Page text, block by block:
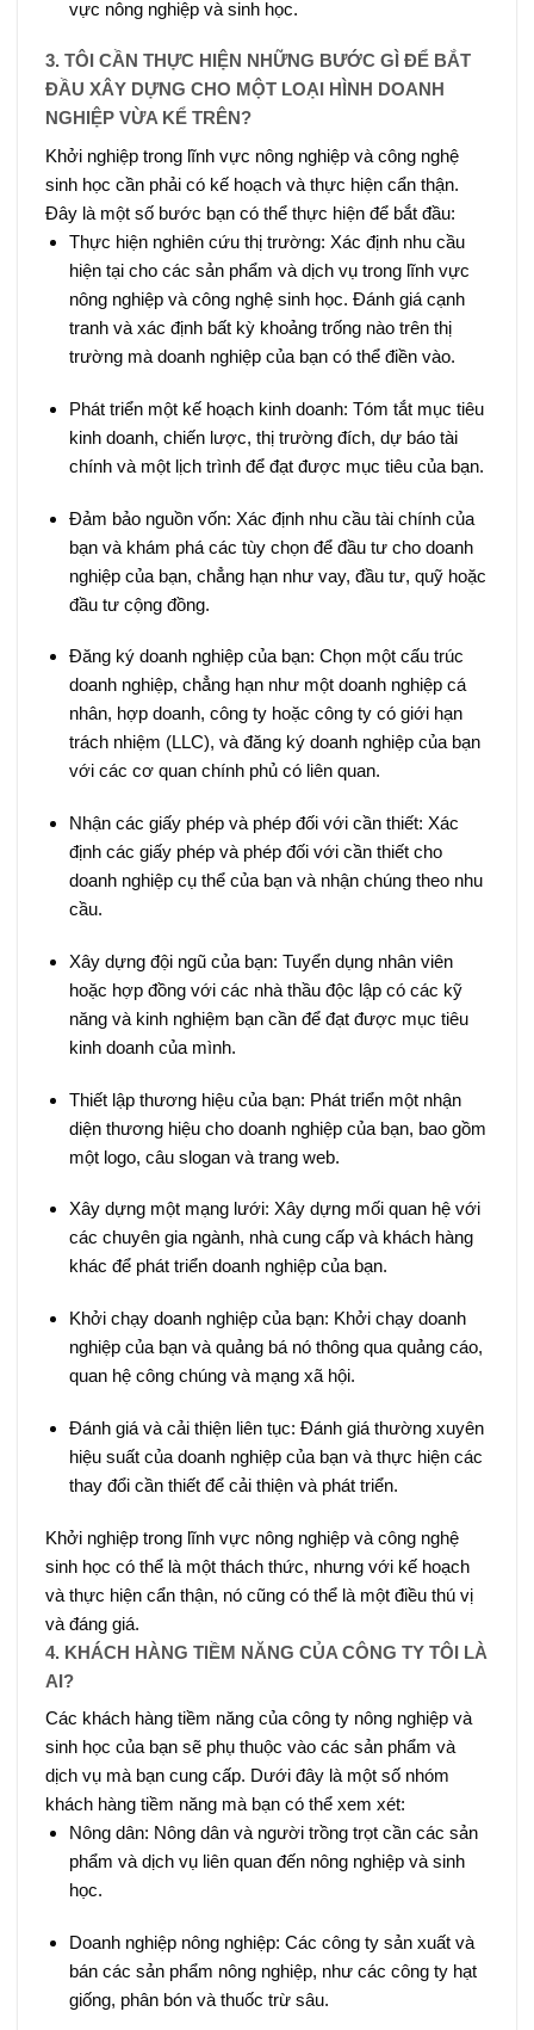
vực nông nghiệp và sinh học.
3. TÔI CẦN THỰC HIỆN NHỮNG BƯỚC GÌ ĐỂ BẮT
ĐẦU XÂY DỰNG CHO MỘT LOẠI HÌNH DOANH
NGHIỆP VỪA KỂ TRÊN?
Khởi nghiệp trong lĩnh vực nông nghiệp và công nghệ
sinh học cần phải có kế hoạch và thực hiện cẩn thận.
Đây là một số bước bạn có thể thực hiện để bắt đầu:
Thực hiện nghiên cứu thị trường: Xác định nhu cầu
hiện tại cho các sản phẩm và dịch vụ trong lĩnh vực
nông nghiệp và công nghệ sinh học. Đánh giá cạnh
tranh và xác định bất kỳ khoảng trống nào trên thị
trường mà doanh nghiệp của bạn có thể điền vào.
Phát triển một kế hoạch kinh doanh: Tóm tắt mục tiêu
kinh doanh, chiến lược, thị trường đích, dự báo tài
chính và một lịch trình để đạt được mục tiêu của bạn.
Đảm bảo nguồn vốn: Xác định nhu cầu tài chính của
bạn và khám phá các tùy chọn để đầu tư cho doanh
nghiệp của bạn, chẳng hạn như vay, đầu tư, quỹ hoặc
đầu tư cộng đồng.
Đăng ký doanh nghiệp của bạn: Chọn một cấu trúc
doanh nghiệp, chẳng hạn như một doanh nghiệp cá
nhân, hợp doanh, công ty hoặc công ty có giới hạn
trách nhiệm (LLC), và đăng ký doanh nghiệp của bạn
với các cơ quan chính phủ có liên quan.
Nhận các giấy phép và phép đối với cần thiết: Xác
định các giấy phép và phép đối với cần thiết cho
doanh nghiệp cụ thể của bạn và nhận chúng theo nhu
cầu.
Xây dựng đội ngũ của bạn: Tuyển dụng nhân viên
hoặc hợp đồng với các nhà thầu độc lập có các kỹ
năng và kinh nghiệm bạn cần để đạt được mục tiêu
kinh doanh của mình.
Thiết lập thương hiệu của bạn: Phát triển một nhận
diện thương hiệu cho doanh nghiệp của bạn, bao gồm
một logo, câu slogan và trang web.
Xây dựng một mạng lưới: Xây dựng mối quan hệ với
các chuyên gia ngành, nhà cung cấp và khách hàng
khác để phát triển doanh nghiệp của bạn.
Khởi chạy doanh nghiệp của bạn: Khởi chạy doanh
nghiệp của bạn và quảng bá nó thông qua quảng cáo,
quan hệ công chúng và mạng xã hội.
Đánh giá và cải thiện liên tục: Đánh giá thường xuyên
hiệu suất của doanh nghiệp của bạn và thực hiện các
thay đổi cần thiết để cải thiện và phát triển.
Khởi nghiệp trong lĩnh vực nông nghiệp và công nghệ
sinh học có thể là một thách thức, nhưng với kế hoạch
và thực hiện cẩn thận, nó cũng có thể là một điều thú vị
và đáng giá.
4. KHÁCH HÀNG TIỀM NĂNG CỦA CÔNG TY TÔI LÀ
AI?
Các khách hàng tiềm năng của công ty nông nghiệp và
sinh học của bạn sẽ phụ thuộc vào các sản phẩm và
dịch vụ mà bạn cung cấp. Dưới đây là một số nhóm
khách hàng tiềm năng mà bạn có thể xem xét:
Nông dân: Nông dân và người trồng trọt cần các sản
phẩm và dịch vụ liên quan đến nông nghiệp và sinh
học.
Doanh nghiệp nông nghiệp: Các công ty sản xuất và
bán các sản phẩm nông nghiệp, như các công ty hạt
giống, phân bón và thuốc trừ sâu.